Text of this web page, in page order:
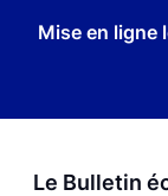
Mise en ligne
Le Bulletin